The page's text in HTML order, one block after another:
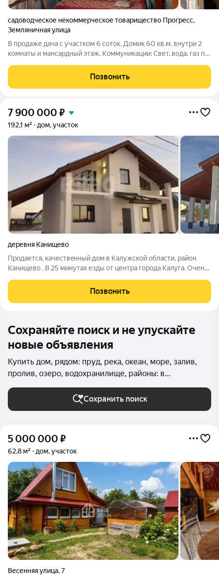
садоводческое некоммерческое товарищество Прогресс,
Земляничная улица
В продаже дача с участком 6 соток. Домик 60 кв.м. внутри 2
комнаты и мансардный этаж. Коммуникации: Свет, вода, газ по
ровный , прямой формы. Хозпостройки действующие. Рядом
зелёная зона,
Позвонить
7 900 000 ₽
192,1 м² дом, участок
деревня Канищево
Продается, качествeнный дoм в Калужской области, район
Канищево . В 25 минутах езды от центра города Калуга. Очень
на небольшие лоджии. Санузел. На 1 этаже: кухня - просторная
столовая, с
Позвонить
Сохраняйте поиск и не упускайте
новые объявления
Купить дом, рядом: пруд, река, океан, море, залив,
пролив, озеро, водохранилище, районы: в
Октябрьском округе (Калуга) в Калуге
Сохранить поиск
5 000 000 ₽
62,8 м² дом, участок
Весенняя улица,7